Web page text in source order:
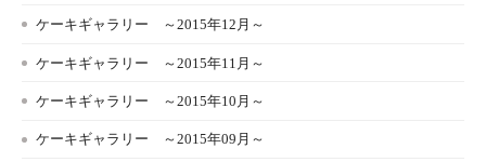
ケーキギャラリー ～2015年12月～
ケーキギャラリー ～2015年11月～
ケーキギャラリー ～2015年10月～
ケーキギャラリー ～2015年09月～